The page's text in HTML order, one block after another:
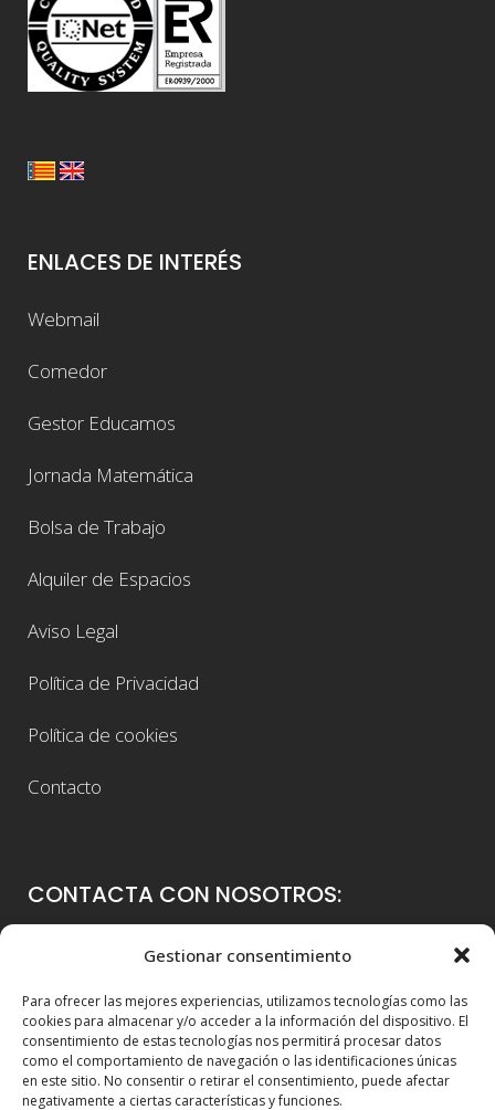
Gestionar consentimiento
Para ofrecer las mejores experiencias, utilizamos tecnologías como las
cookies para almacenar y/o acceder a la información del dispositivo. El
consentimiento de estas tecnologías nos permitirá procesar datos
como el comportamiento de navegación o las identificaciones únicas
en este sitio. No consentir o retirar el consentimiento, puede afectar
negativamente a ciertas características y funciones.
ENLACES DE INTERÉS
Webmail
Comedor
Gestor Educamos
Jornada Matemática
Bolsa de Trabajo
Alquiler de Espacios
Aviso Legal
Política de Privacidad
Política de cookies
Contacto
CONTACTA CON NOSOTROS:
Colegio Guadalaviar
46021 Valencia
96 339 36 00
info@colegioguadalaviar.es